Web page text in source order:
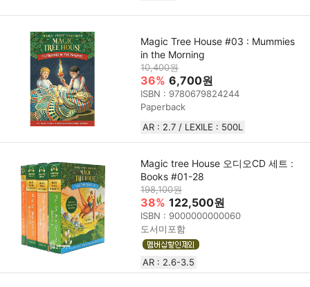
Magic Tree House #03 : Mummies
in the Morning
10,400원
36% 6,700원
ISBN : 9780679824244
Paperback
AR : 2.7 / LEXILE : 500L
Magic tree House 오디오CD 세트 :
Books #01-28
198,100원
38% 122,500원
ISBN : 9000000000060
도서미포함
AR : 2.6-3.5